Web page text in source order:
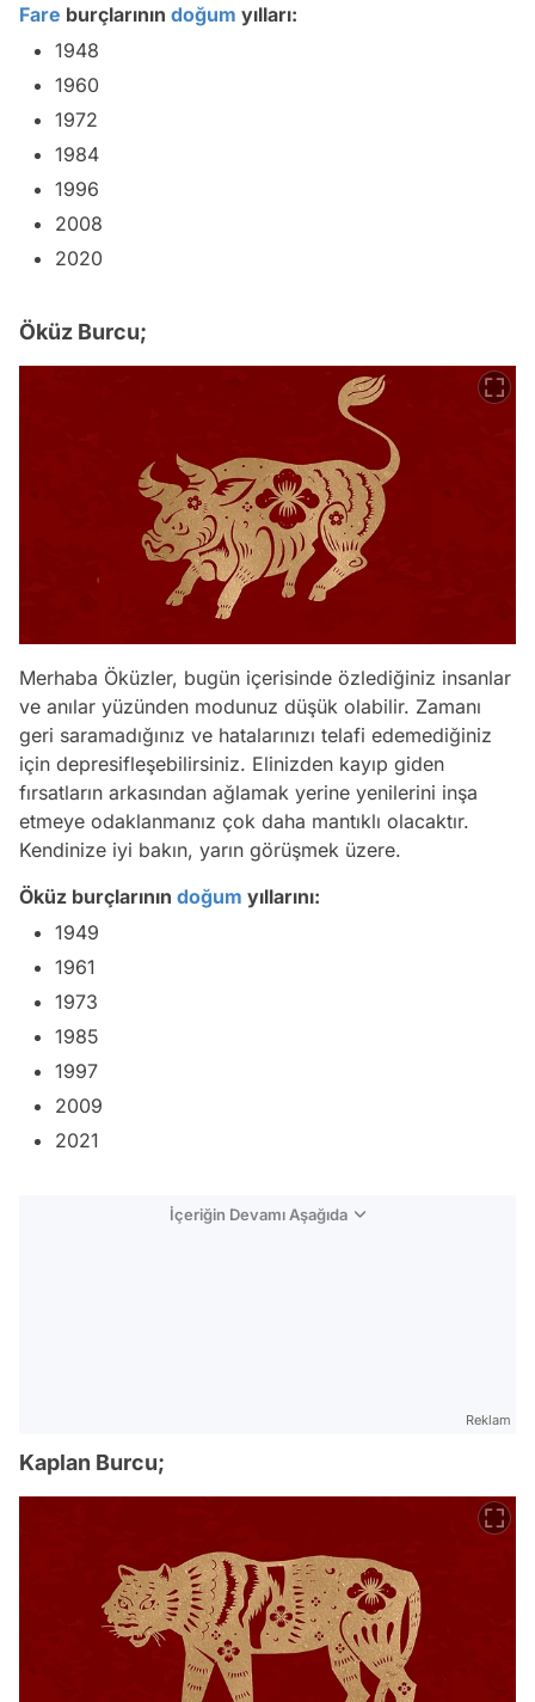
Fare burçlarının doğum yılları:
1948
1960
1972
1984
1996
2008
2020
Öküz Burcu;
Merhaba Öküzler, bugün içerisinde özlediğiniz insanlar
ve anılar yüzünden modunuz düşük olabilir. Zamanı
geri saramadığınız ve hatalarınızı telafi edemediğiniz
için depresifleşebilirsiniz. Elinizden kayıp giden
fırsatların arkasından ağlamak yerine yenilerini inşa
etmeye odaklanmanız çok daha mantıklı olacaktır.
Kendinize iyi bakın, yarın görüşmek üzere.
Öküz burçlarının doğum yıllarını:
1949
1961
1973
1985
1997
2009
2021
İçeriğin Devamı Aşağıda
Reklam
Kaplan Burcu;